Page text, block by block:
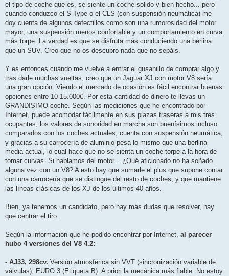
el tipo de coche que es, se siente un coche solido y bien hecho... pero
cuando conduzco el S-Type o el CLS (con suspensión neumática) me
doy cuenta de algunos defectillos como son una rumorosidad del motor
mayor, una suspensión menos confortable y un comportamiento en curva
más torpe. La verdad es que se disfruta más conduciendo una berlina
que un SUV. Creo que no os descubro nada que no sepáis.
Y es entonces cuando me vuelve a entrar el gusanillo de comprar algo y
tras darle muchas vueltas, creo que un Jaguar XJ con motor V8 sería
una gran opción. Viendo el mercado de ocasión es fácil encontrar buenas
opciones entre 10-15.000€. Por esta cantidad de dinero te llevas un
GRANDISIMO coche. Según las mediciones que he encontrado por
Internet, puede acomodar fácilmente en sus plazas traseras a mis tres
ocupantes, los valores de sonoridad en marcha son buenísimos incluso
comparados con los coches actuales, cuenta con suspensión neumática,
y gracias a su carrocería de aluminio pesa lo mismo que una berlina
media actual, lo cual hace que no se sienta un coche torpe a la hora de
tomar curvas. Si hablamos del motor... ¿Qué aficionado no ha soñado
alguna vez con un V8? A esto hay que sumarle el plus que supone contar
con una carrocería que se distingue del resto de coches, y que mantiene
las líneas clásicas de los XJ de los últimos 40 años.
Bien, ya tenemos un candidato, pero hay más dudas que resolver, hay
que centrar el tiro.
Según la información que he podido encontrar por Internet, al parecer
hubo 4 versiones del V8 4.2:
- AJ33, 298cv. Versión atmosférica sin VVT (sincronización variable de
válvulas), EURO 3 (Etiqueta B). A priori la mecánica más fiable. No estoy